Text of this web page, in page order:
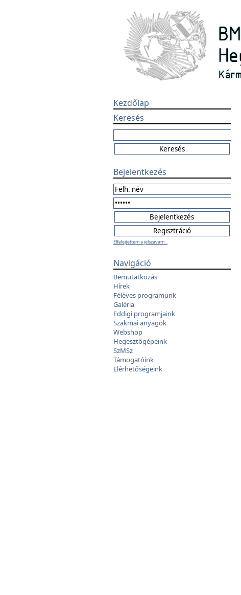
Kezdőlap
Keresés
Bejelentkezés
Elfelejtettem a jelszavam...
Navigáció
Bemutatkozás
Hírek
Féléves programunk
Galéria
Eddigi programjaink
Szakmai anyagok
Webshop
Hegesztőgépeink
SzMSz
Támogatóink
Elérhetőségeink